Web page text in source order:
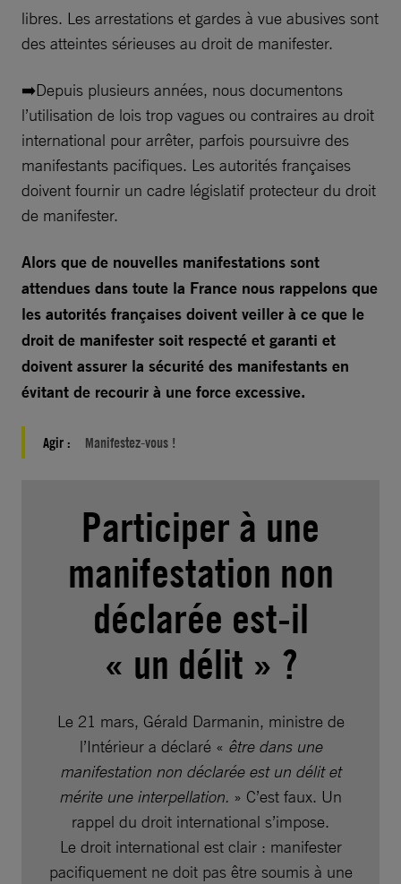
libres. Les arrestations et gardes à vue abusives sont
des atteintes sérieuses au droit de manifester.
➡️Depuis plusieurs années, nous documentons
l’utilisation de lois trop vagues ou contraires au droit
international pour arrêter, parfois poursuivre des
manifestants pacifiques. Les autorités françaises
doivent fournir un cadre législatif protecteur du droit
de manifester.
Alors que de nouvelles manifestations sont
attendues dans toute la France nous rappelons que
les autorités françaises doivent veiller à ce que le
droit de manifester soit respecté et garanti et
doivent assurer la sécurité des manifestants en
évitant de recourir à une force excessive.
Agir : Manifestez-vous !
Participer à une
manifestation non
déclarée est-il
« un délit » ?
Le 21 mars, Gérald Darmanin, ministre de
l’Intérieur a déclaré « être dans une
manifestation non déclarée est un délit et
mérite une interpellation. » C’est faux. Un
rappel du droit international s’impose.
Le droit international est clair : manifester
pacifiquement ne doit pas être soumis à une